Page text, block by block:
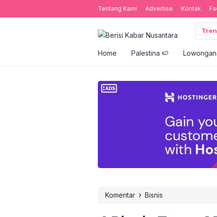
Tentang Kami Advertise Kontak
Home Palestina 🍉
Komentar › Bisnis